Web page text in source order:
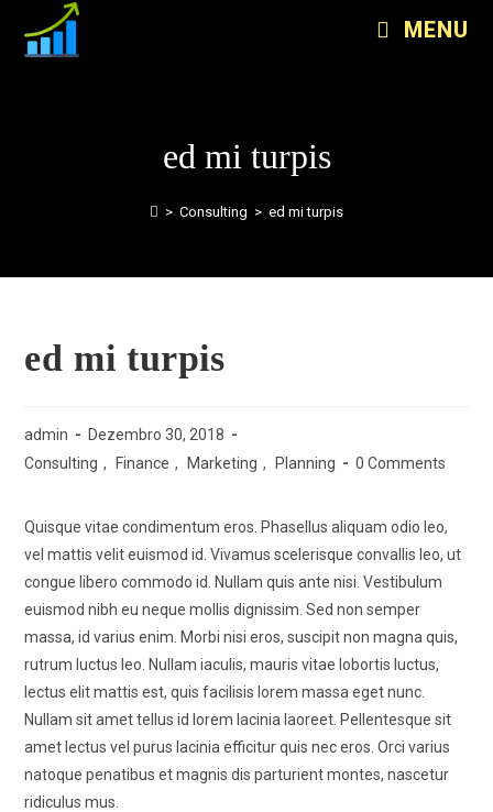
MENU
ed mi turpis
> Consulting > ed mi turpis
ed mi turpis
admin
Dezembro 30, 2018
Consulting , Finance , Marketing , Planning 0 Comments
Quisque vitae condimentum eros. Phasellus aliquam odio leo,
vel mattis velit euismod id. Vivamus scelerisque convallis leo, ut
congue libero commodo id. Nullam quis ante nisi. Vestibulum
euismod nibh eu neque mollis dignissim. Sed non semper
massa, id varius enim. Morbi nisi eros, suscipit non magna quis,
rutrum luctus leo. Nullam iaculis, mauris vitae lobortis luctus,
lectus elit mattis est, quis facilisis lorem massa eget nunc.
Nullam sit amet tellus id lorem lacinia laoreet. Pellentesque sit
amet lectus vel purus lacinia efficitur quis nec eros. Orci varius
natoque penatibus et magnis dis parturient montes, nascetur
ridiculus mus.